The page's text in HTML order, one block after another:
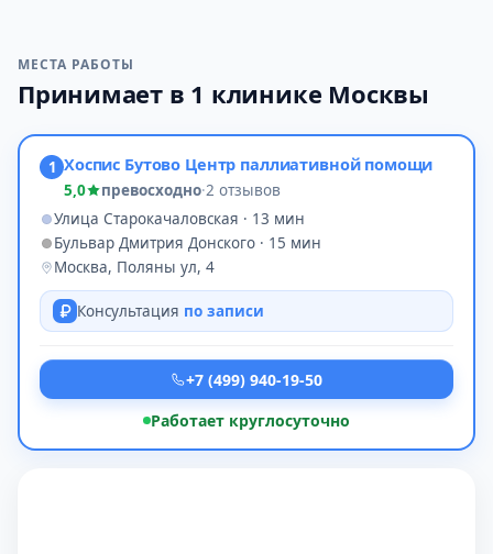
МЕСТА РАБОТЫ
Принимает в 1 клинике Москвы
1 Хоспис Бутово Центр паллиативной помощи
5,0 превосходно·2 отзывов
Улица Старокачаловская · 13 мин
Бульвар Дмитрия Донского · 15 мин
Москва, Поляны ул, 4
Консультация по записи
+7 (499) 940-19-50
Работает круглосуточно